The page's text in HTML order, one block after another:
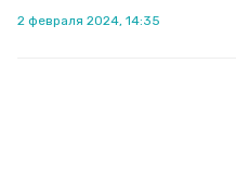
2 февраля 2024, 14:35